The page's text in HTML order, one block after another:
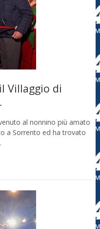
Villaggio di
al nonnino più amato
a Sorrento ed ha trovato